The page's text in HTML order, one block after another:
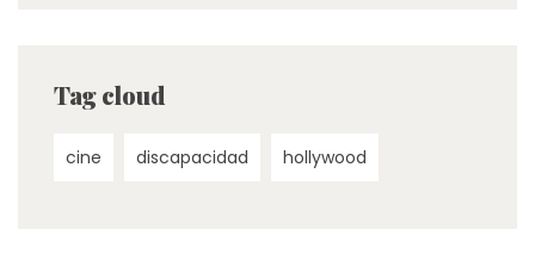
Tag cloud
cine discapacidad hollywood